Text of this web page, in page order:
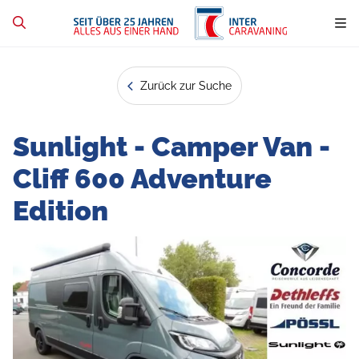
Zurück zur Suche
Sunlight - Camper Van -
Cliff 600 Adventure
Edition